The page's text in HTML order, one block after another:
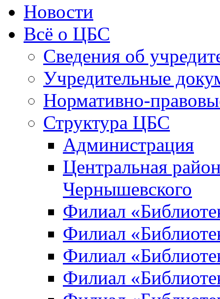
Новости
Всё о ЦБС
Сведения об
Учредительные
Нормативно-
Структура ЦБС
Администрация
Центральная
Чернышевского
Филиал
Филиал
Филиал
Филиал